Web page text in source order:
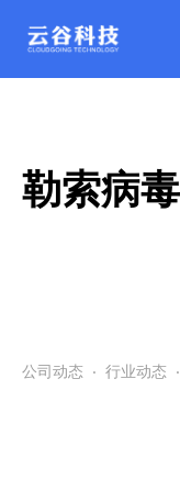
勒索病毒
公司动态 · 行业动态 ·